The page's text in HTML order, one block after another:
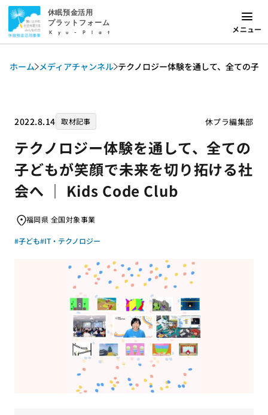
休眠預金活用
プラットフォーム
Kyu-Plat メニュー
ホーム メディアチャンネル テクノロジー体験を通して、全ての子
2022.8.14 取材記事 休プラ編集部
テクノロジー体験を通して、全ての
子どもが笑顔で未来を切り拓ける社
会へ ｜ Kids Code Club
福岡県 全国対象事業
#子ども#IT・テクノロジー